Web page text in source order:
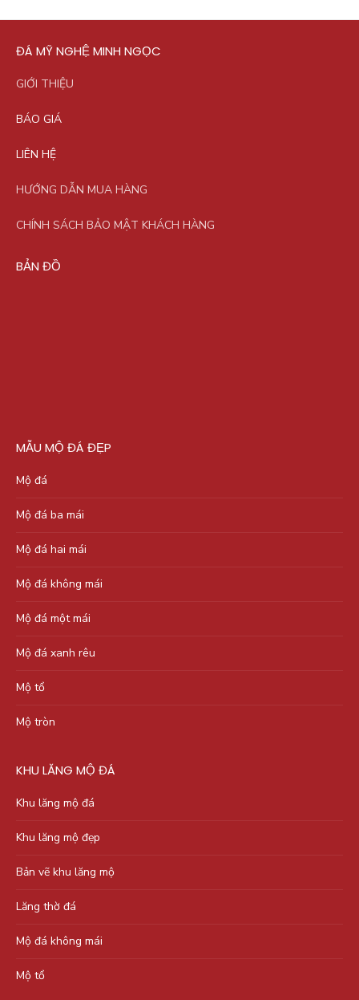
ĐÁ MỸ NGHỆ MINH NGỌC
GIỚI THIỆU
BÁO GIÁ
LIÊN HỆ
HƯỚNG DẪN MUA HÀNG
CHÍNH SÁCH BẢO MẬT KHÁCH HÀNG
BẢN ĐỒ
MẪU MỘ ĐÁ ĐẸP
Mộ đá
Mộ đá ba mái
Mộ đá hai mái
Mộ đá không mái
Mộ đá một mái
Mộ đá xanh rêu
Mộ tổ
Mộ tròn
KHU LĂNG MỘ ĐÁ
Khu lăng mộ đá
Khu lăng mộ đẹp
Bản vẽ khu lăng mộ
Lăng thờ đá
Mộ đá không mái
Mộ tổ